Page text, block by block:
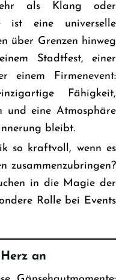
als Klang oder
ist eine universelle
über Grenzen hinweg
Stadtfest, einer
einem Firmenevent:
Fähigkeit,
und eine Atmosphäre
bleibt.
so kraftvoll, wenn es
zusammenzubringen?
in die Magie der
Rolle bei Events
an